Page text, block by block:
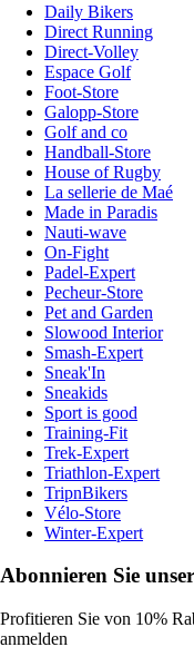
Daily Bikers
Direct Running
Direct-Volley
Espace Golf
Foot-Store
Galopp-Store
Golf and co
Handball-Store
House of Rugby
La sellerie de Maé
Made in Paradis
Nauti-wave
On-Fight
Padel-Expert
Pecheur-Store
Pet and Garden
Slowood Interior
Smash-Expert
Sneak'In
Sneakids
Sport is good
Training-Fit
Trek-Expert
Triathlon-Expert
TripnBikers
Vélo-Store
Winter-Expert
Abonnieren Sie
Profitieren Sie von 10%
anmelden